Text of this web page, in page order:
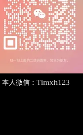
​本人微信：Timxh123